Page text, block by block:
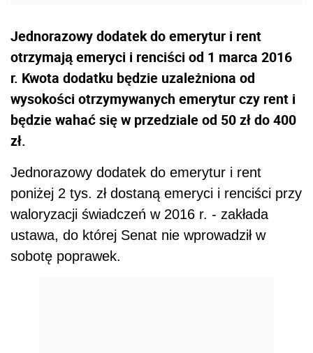
Jednorazowy dodatek do emerytur i rent
otrzymają emeryci i renciści od 1 marca 2016
r. Kwota dodatku będzie uzależniona od
wysokości otrzymywanych emerytur czy rent i
będzie wahać się w przedziale od 50 zł do 400
zł.
Jednorazowy dodatek do emerytur i rent
poniżej 2 tys. zł dostaną emeryci i renciści przy
waloryzacji świadczeń w 2016 r. - zakłada
ustawa, do której Senat nie wprowadził w
sobotę poprawek.